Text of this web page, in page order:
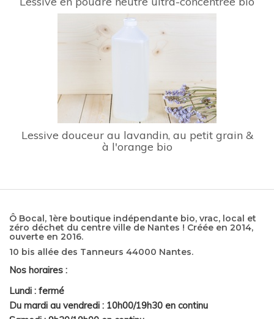
Lessive douceur au lavandin, au petit grain &
à l'orange bio
Ô Bocal, 1ère boutique indépendante bio, vrac, local et
zéro déchet du centre ville de Nantes ! Créée en 2014,
ouverte en 2016.
10 bis allée des Tanneurs 44000 Nantes.
Nos horaires :
Lundi : fermé
Du mardi au vendredi : 10h00/19h30 en continu